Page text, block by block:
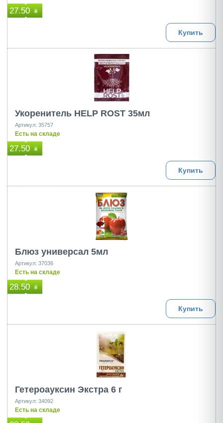
27.50 ₴
Купить
Укоренитель HELP ROST 35мл
Артикул: 35757
Есть на складе
27.50 ₴
Купить
Блюз универсал 5мл
Артикул: 37036
Есть на складе
28.50 ₴
Купить
Гетероауксин Экстра 6 г
Артикул: 34092
Есть на складе